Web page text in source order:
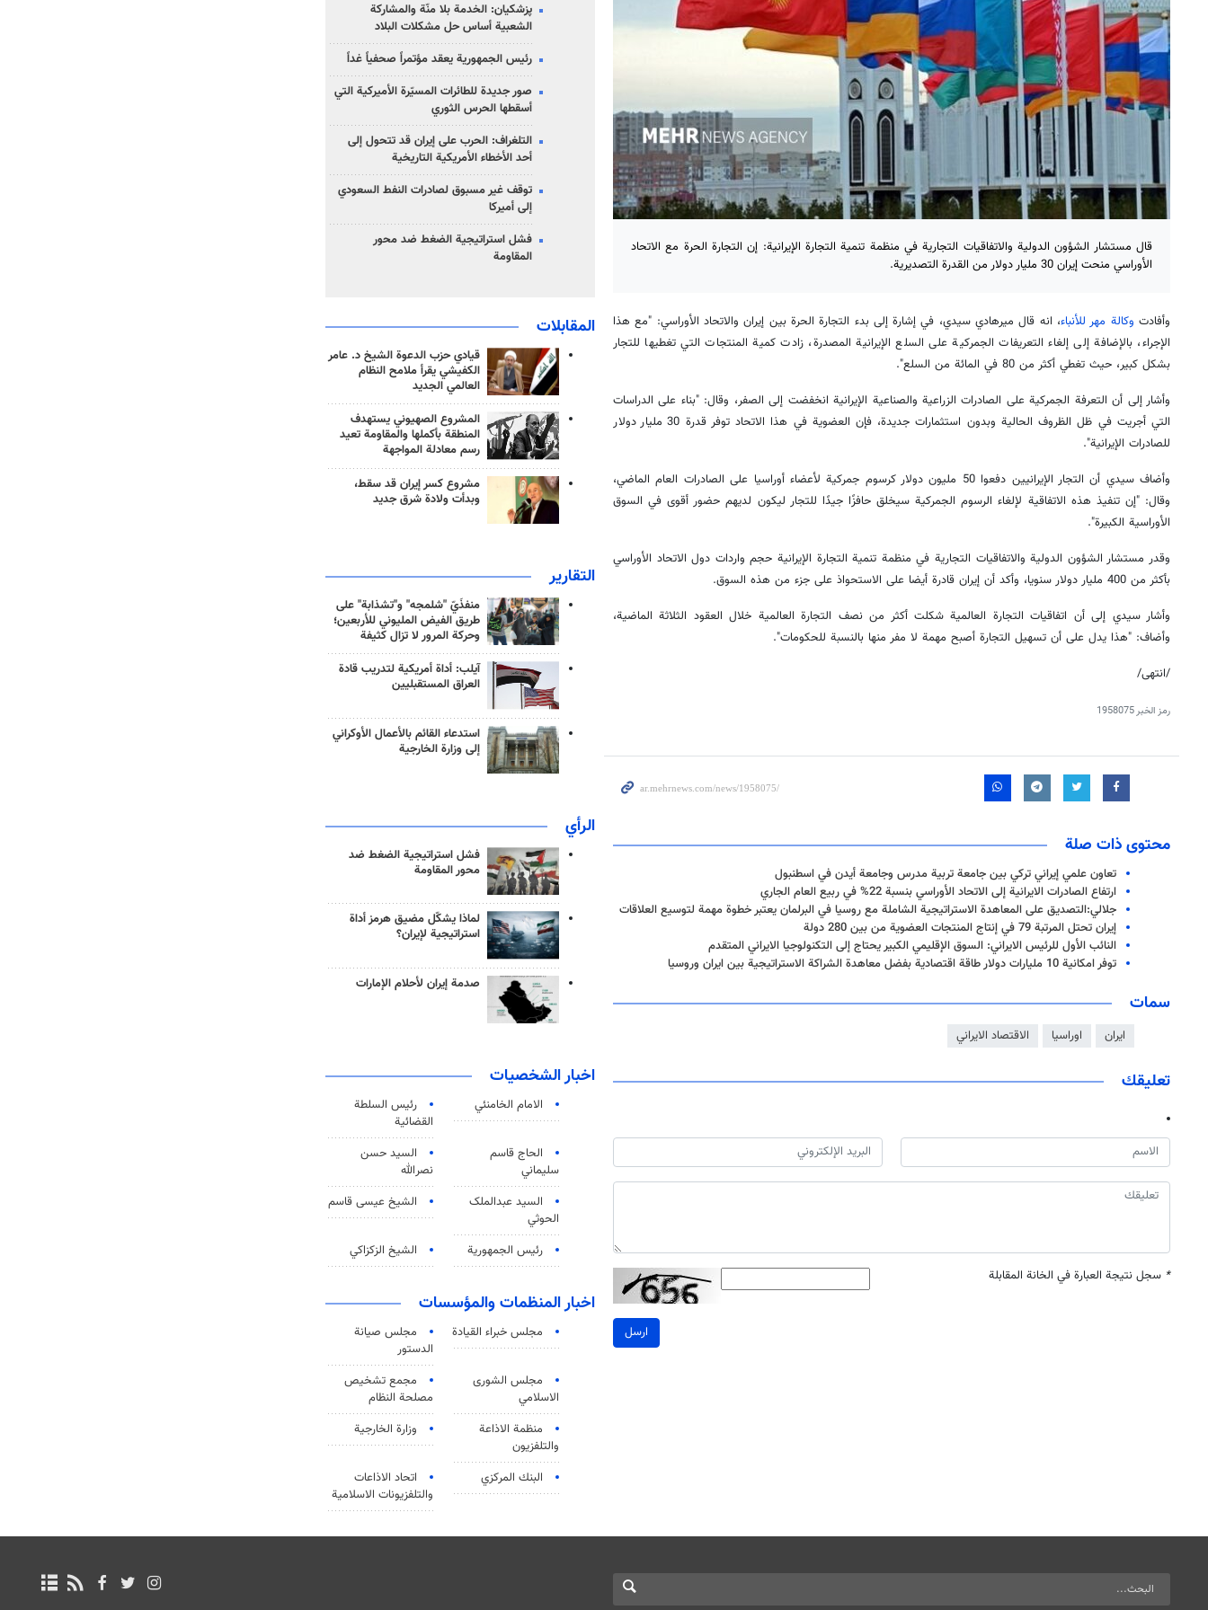
قال مستشار الشؤون الدولية والاتفاقيات التجارية في منظمة تنمية التجارة الإيرانية: إن التجارة الحرة مع الاتحاد
الأوراسي منحت إيران 30 مليار دولار من القدرة التصديرية.
وأفادت وكالة مهر للأنباء، انه قال ميرهادي سيدي، في إشارة إلى بدء التجارة الحرة بين إيران والاتحاد الأوراسي: "مع هذا
الإجراء، بالإضافة إلى إلغاء التعريفات الجمركية على السلع الإيرانية المصدرة، زادت كمية المنتجات التي تغطيها للتجار
بشكل كبير، حيث تغطي أكثر من 80 في المائة من السلع".
وأشار إلى أن التعرفة الجمركية على الصادرات الزراعية والصناعية الإيرانية انخفضت إلى الصفر، وقال: "بناء على الدراسات
التي أجريت في ظل الظروف الحالية وبدون استثمارات جديدة، فإن العضوية في هذا الاتحاد توفر قدرة 30 مليار دولار
للصادرات الإيرانية".
وأضاف سيدي أن التجار الإيرانيين دفعوا 50 مليون دولار كرسوم جمركية لأعضاء أوراسيا على الصادرات العام الماضي،
وقال: "إن تنفيذ هذه الاتفاقية لإلغاء الرسوم الجمركية سيخلق حافزًا جيدًا للتجار ليكون لديهم حضور أقوى في السوق
الأوراسية الكبيرة".
وقدر مستشار الشؤون الدولية والاتفاقيات التجارية في منظمة تنمية التجارة الإيرانية حجم واردات دول الاتحاد الأوراسي
بأكثر من 400 مليار دولار سنويا، وأكد أن إيران قادرة أيضا على الاستحواذ على جزء من هذه السوق.
وأشار سيدي إلى أن اتفاقيات التجارة العالمية شكلت أكثر من نصف التجارة العالمية خلال العقود الثلاثة الماضية،
وأضاف: "هذا يدل على أن تسهيل التجارة أصبح مهمة لا مفر منها بالنسبة للحكومات".
/انتهى/
رمز الخبر1958075
محتوى ذات صلة
تعاون علمي إيراني تركي بين جامعة تربية مدرس وجامعة أيدن في اسطنبول
ارتفاع الصادرات الايرانية إلى الاتحاد الأوراسي بنسبة 22% في ربيع العام الجاري
جلالي:التصديق على المعاهدة الاستراتيجية الشاملة مع روسيا في البرلمان يعتبر خطوة مهمة لتوسيع العلاقات
إيران تحتل المرتبة 79 في إنتاج المنتجات العضوية من بين 280 دولة
النائب الأول للرئيس الايراني: السوق الإقليمي الكبير يحتاج إلى التكنولوجيا الايراني المتقدم
توفر امكانية 10 مليارات دولار طاقة اقتصادية بفضل معاهدة الشراكة الاستراتيجية بين ايران وروسيا
سمات
ايران اوراسيا الاقتصاد الايراني
تعليقك
* سجل نتيجة العبارة في الخانة المقابلة
ارسل
پزشکیان: الخدمة بلا منّة والمشاركة
الشعبية أساس حل مشكلات البلاد
رئيس الجمهورية يعقد مؤتمراً صحفياً غداً
صور جديدة للطائرات المسيّرة الأميركية التي
أسقطها الحرس الثوري
التلغراف: الحرب على إيران قد تتحول إلى
أحد الأخطاء الأمريكية التاريخية
توقف غير مسبوق لصادرات النفط السعودي
إلى أميركا
فشل استراتيجية الضغط ضد محور
المقاومة
المقابلات
قيادي حزب الدعوة الشيخ د. عامر
الكفيشي يقرأ ملامح النظام
العالمي الجديد
المشروع الصهيوني يستهدف
المنطقة بأكملها والمقاومة تعيد
رسم معادلة المواجهة
مشروع كسر إيران قد سقط،
وبدأت ولادة شرق جديد
التقارير
منفذَيّ "شلمجه" و"تشذابة" على
طريق الفيض المليوني للأربعين؛
وحركة المرور لا تزال كثيفة
آيلب: أداة أمريكية لتدريب قادة
العراق المستقبليين
استدعاء القائم بالأعمال الأوكراني
إلى وزارة الخارجية
الرأي
فشل استراتيجية الضغط ضد
محور المقاومة
لماذا يشكّل مضيق هرمز أداة
استراتيجية لإيران؟
صدمة إيران لأحلام الإمارات
اخبار الشخصيات
الامام الخامنئي
رئیس السلطة
القضائیة
الحاج قاسم
سليماني
السيد حسن
نصرالله
السید عبدالملک
الحوثي
الشيخ عيسى قاسم
رئيس الجمهورية الشيخ الزكزاكي
اخبار المنظمات والمؤسسات
مجلس خبراء القيادة
مجلس صيانة
الدستور
مجلس الشورى
الاسلامي
مجمع تشخيص
مصلحة النظام
منظمة الاذاعة
والتلفزیون
وزارة الخارجية
البنك المركزي
اتحاد الاذاعات
والتلفزيونات الاسلامية